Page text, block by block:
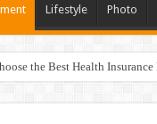
Lifestyle Photo
the Best Health